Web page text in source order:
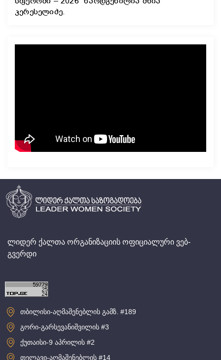
კერესელიძე.
ლიდერ ქალთა ორგანიზაციის ოფიციალური ვებ-
გვერდი
თბილისი-აღმაშენებლის გამზ. #189
გორი-გარსევანიშვილის #3
ქუთაისი-9 აპრილის #2
თელავი-აღმაშენებლის #14